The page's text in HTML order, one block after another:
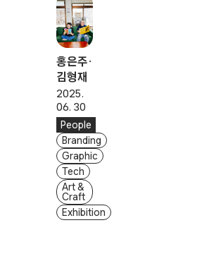
홍은주·
김형재
2025.
06. 30
People
Branding
Graphic
Tech
Art &
Craft
Exhibition